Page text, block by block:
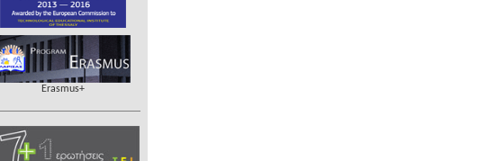
Erasmus+